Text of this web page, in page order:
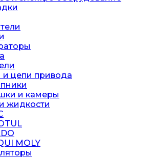
и цепи привода
и камеры
жидкости
MOLY